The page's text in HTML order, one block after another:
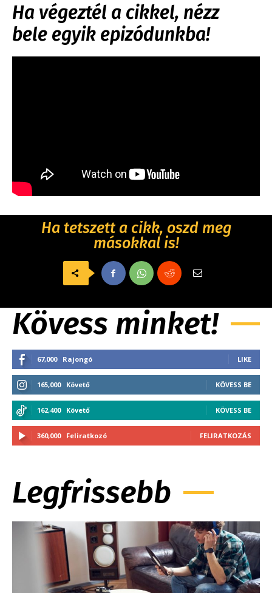
Ha végeztél a cikkel, nézz
bele egyik epizódunkba!
Ha tetszett a cikk, oszd meg
másokkal is!
Kövess minket!
67,000 Rajongó LIKE
165,000 Követő KÖVESS BE
162,400 Követő KÖVESS BE
360,000 Feliratkozó FELIRATKOZÁS
Legfrissebb